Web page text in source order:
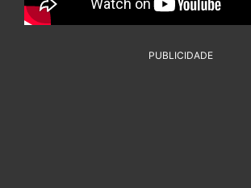
PUBLICIDADE